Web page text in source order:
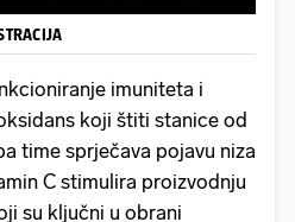
imuniteta i
koji štiti stanice od
time sprječava pojavu niza
C stimulira proizvodnju
su ključni u obrani